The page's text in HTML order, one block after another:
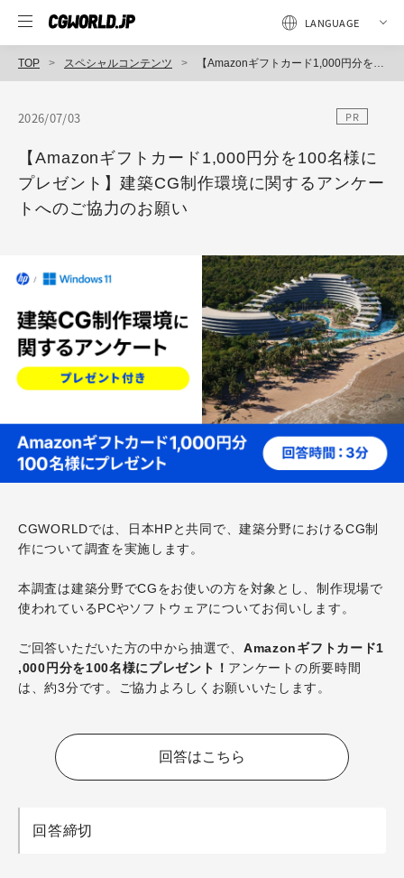
TOP スペシャルコンテンツ 【Amazonギフトカード1,000円分を100名様にプレゼント】建築CG制作環境に関するアンケートへのご協力のお願い
2026/07/03 PR
【Amazonギフトカード1,000円分を100名様に
プレゼント】建築CG制作環境に関するアンケー
トへのご協力のお願い
CGWORLDでは、日本HPと共同で、建築分野におけるCG制
作について調査を実施します。
本調査は建築分野でCGをお使いの方を対象とし、制作現場で
使われているPCやソフトウェアについてお伺いします 。
ご回答いただいた方の中から抽選で、 Amazonギフトカード1
,000円分を100名様にプレゼント！ アンケートの所要時間
は、約3分です。
ご協力よろしくお願いいたします。
回答はこちら
回答締切